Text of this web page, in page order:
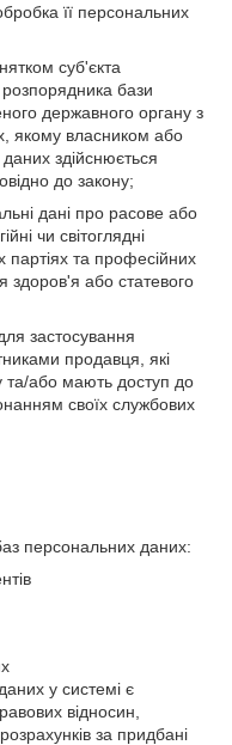
її персональних
суб'єкта
бази
державного органу з
якому власником або
здійснюється
до закону;
дані про расове або
чи світоглядні
партіях та професійних
здоров'я або статевого
застосування
продавця, які
та/або мають доступ до
своїх службових
персональних даних:
у системі є
відносин,
за придбані